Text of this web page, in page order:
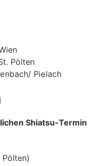
Pölten
Pielach
Shiatsu-Termin